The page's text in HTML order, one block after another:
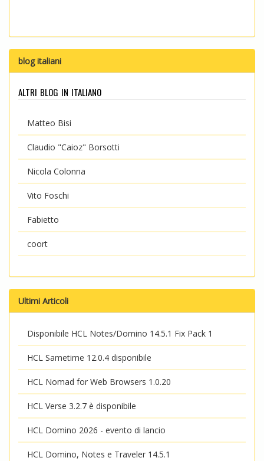
blog italiani
altri blog in italiano
Matteo Bisi
Claudio "Caioz" Borsotti
Nicola Colonna
Vito Foschi
Fabietto
coort
Ultimi Articoli
Disponibile HCL Notes/Domino 14.5.1 Fix Pack 1
HCL Sametime 12.0.4 disponibile
HCL Nomad for Web Browsers 1.0.20
HCL Verse 3.2.7 è disponibile
HCL Domino 2026 - evento di lancio
HCL Domino, Notes e Traveler 14.5.1